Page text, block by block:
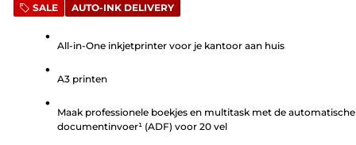
van
sterren.
beoordelingen
SALE AUTO-INK DELIVERY
All-in-One inkjetprinter voor je kantoor aan huis
A3 printen
Maak professionele boekjes en multitask met de automatische
documentinvoer¹ (ADF) voor 20 vel